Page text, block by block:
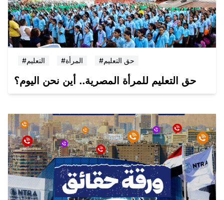
#التعليم #المرأة #حق التعليم
حق التعليم للمرأة المصرية.. أين نحن اليوم؟